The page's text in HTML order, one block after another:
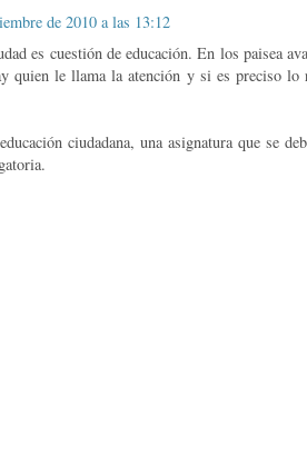
de 2010 a las 13:12
es cuestión de educación. En los paisea
quien le llama la atención y si es preciso lo
ciudadana, una asignatura que se